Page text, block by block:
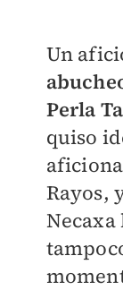
Un
Perla
quiso
Rayos,